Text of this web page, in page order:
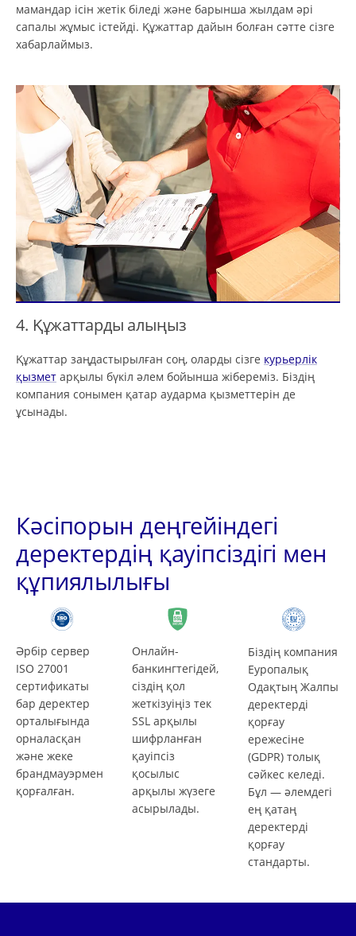
мамандар ісін жетік біледі және барынша жылдам әрі
сапалы жұмыс істейді. Құжаттар дайын болған сәтте сізге
хабарлаймыз.
4. Құжаттарды алыңыз
Құжаттар заңдастырылған соң, оларды сізге курьерлік
қызмет арқылы бүкіл әлем бойынша жібереміз. Біздің
компания сонымен қатар аударма қызметтерін де
ұсынады.
Кәсіпорын деңгейіндегі
деректердің қауіпсіздігі мен
құпиялылығы
Әрбір сервер
ISO 27001
сертификаты
бар деректер
орталығында
орналасқан
және жеке
брандмауэрмен
қорғалған.
Онлайн-
банкингтегідей,
сіздің қол
жеткізуіңіз тек
SSL арқылы
шифрланған
қауіпсіз
қосылыс
арқылы жүзеге
асырылады.
Біздің компания
Еуропалық
Одақтың Жалпы
деректерді
қорғау
ережесіне
(GDPR) толық
сәйкес келеді.
Бұл — әлемдегі
ең қатаң
деректерді
қорғау
стандарты.